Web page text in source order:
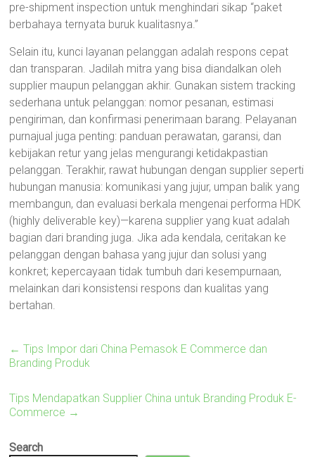
pre-shipment inspection untuk menghindari sikap “paket
berbahaya ternyata buruk kualitasnya.”
Selain itu, kunci layanan pelanggan adalah respons cepat
dan transparan. Jadilah mitra yang bisa diandalkan oleh
supplier maupun pelanggan akhir. Gunakan sistem tracking
sederhana untuk pelanggan: nomor pesanan, estimasi
pengiriman, dan konfirmasi penerimaan barang. Pelayanan
purnajual juga penting: panduan perawatan, garansi, dan
kebijakan retur yang jelas mengurangi ketidakpastian
pelanggan. Terakhir, rawat hubungan dengan supplier seperti
hubungan manusia: komunikasi yang jujur, umpan balik yang
membangun, dan evaluasi berkala mengenai performa HDK
(highly deliverable key)—karena supplier yang kuat adalah
bagian dari branding juga. Jika ada kendala, ceritakan ke
pelanggan dengan bahasa yang jujur dan solusi yang
konkret; kepercayaan tidak tumbuh dari kesempurnaan,
melainkan dari konsistensi respons dan kualitas yang
bertahan.
← Tips Impor dari China Pemasok E Commerce dan
Branding Produk
Tips Mendapatkan Supplier China untuk Branding Produk E-
Commerce →
Search